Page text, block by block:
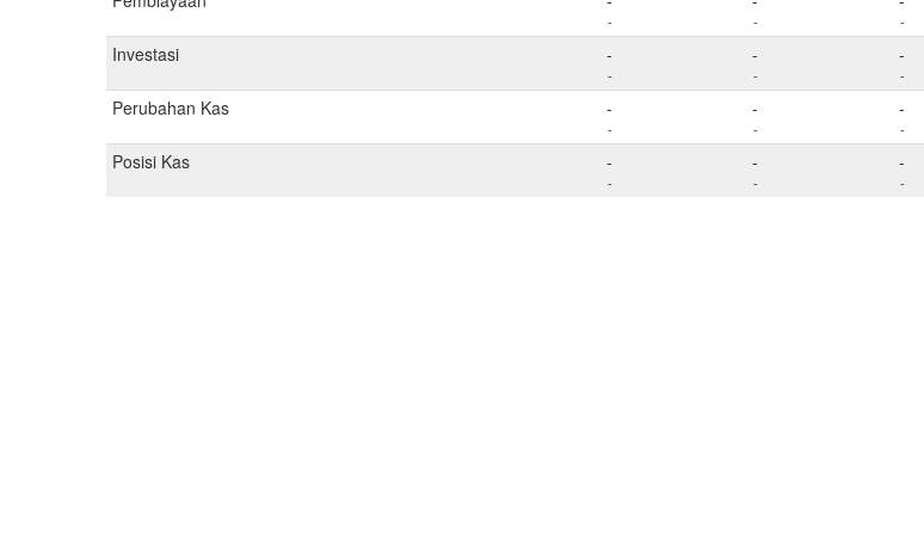
- - -
Investasi -
-
-
-
-
-
Perubahan Kas -
-
-
-
-
-
Posisi Kas -
-
-
-
-
-